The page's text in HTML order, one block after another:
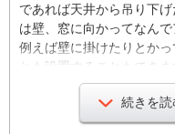
であれば天井から吊り下
は壁、窓に向かってなんで
例えば壁に掛けたりとかっ
とも設置することもできま
ミニマムで言うと、スタン
続きを読